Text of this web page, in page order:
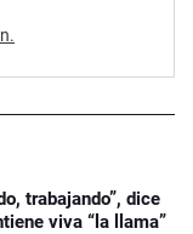
trabajando”, dice
viva “la llama”